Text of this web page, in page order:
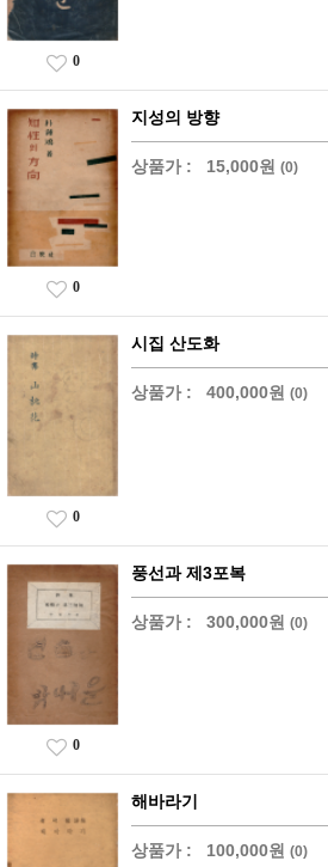
0
지성의 방향
상품가 : 15,000원 (0)
0
시집 산도화
상품가 : 400,000원 (0)
0
풍선과 제3포복
상품가 : 300,000원 (0)
0
해바라기
상품가 : 100,000원 (0)